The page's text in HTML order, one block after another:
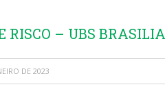
RISCO – UBS BRASILIA
DE 2023